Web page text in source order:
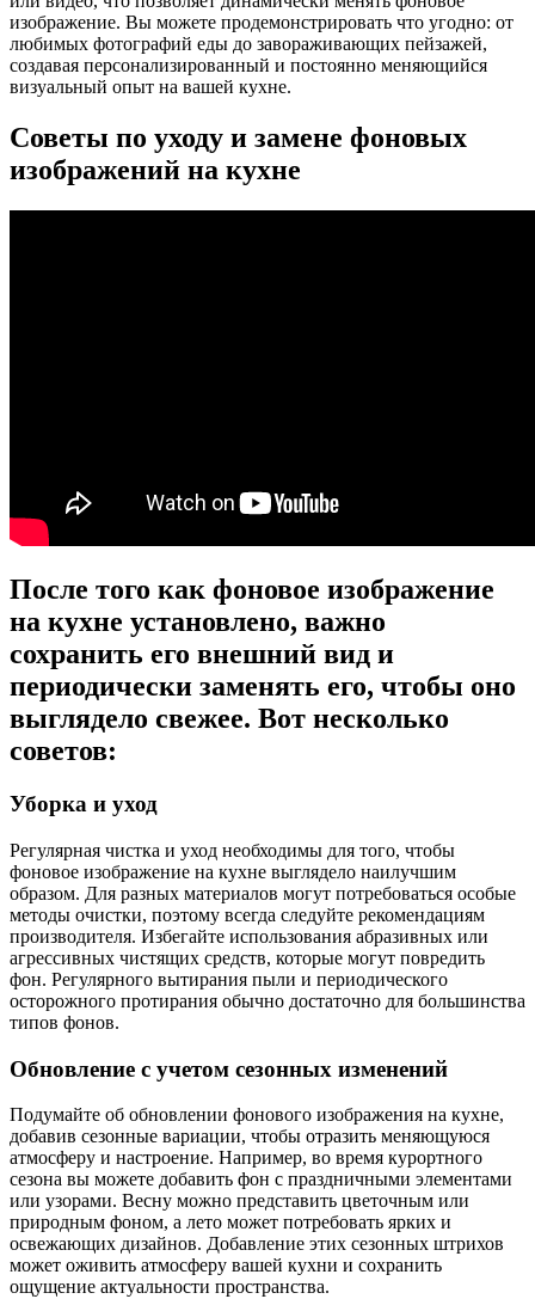
изображение. Вы можете продемонстрировать что угодно: от
любимых фотографий еды до завораживающих пейзажей,
создавая персонализированный и постоянно меняющийся
визуальный опыт на вашей кухне.
Советы по уходу и замене фоновых
изображений на кухне
После того как фоновое изображение
на кухне установлено, важно
сохранить его внешний вид и
периодически заменять его, чтобы оно
выглядело свежее. Вот несколько
советов:
Уборка и уход
Регулярная чистка и уход необходимы для того, чтобы
фоновое изображение на кухне выглядело наилучшим
образом. Для разных материалов могут потребоваться особые
методы очистки, поэтому всегда следуйте рекомендациям
производителя. Избегайте использования абразивных или
агрессивных чистящих средств, которые могут повредить
фон. Регулярного вытирания пыли и периодического
осторожного протирания обычно достаточно для большинства
типов фонов.
Обновление с учетом сезонных изменений
Подумайте об обновлении фонового изображения на кухне,
добавив сезонные вариации, чтобы отразить меняющуюся
атмосферу и настроение. Например, во время курортного
сезона вы можете добавить фон с праздничными элементами
или узорами. Весну можно представить цветочным или
природным фоном, а лето может потребовать ярких и
освежающих дизайнов. Добавление этих сезонных штрихов
может оживить атмосферу вашей кухни и сохранить
ощущение актуальности пространства.